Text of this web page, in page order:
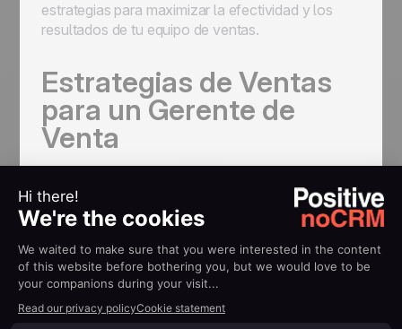
estrategias para maximizar la efectividad y los
resultados de tu equipo de ventas.
Estrategias de Ventas
para un Gerente de
Venta
Diseñar e implementar
estrategias de ventas
efectivas es uno de tus principales objetivos
como gerente de ventas. Estas estrategias deben
alinear perfectamente las acciones de tu equipo
con los objetivos de la empresa, utilizando
herramientas digitales para establecer objetivos
ambiciosos y mejorar la rentabilidad de manera